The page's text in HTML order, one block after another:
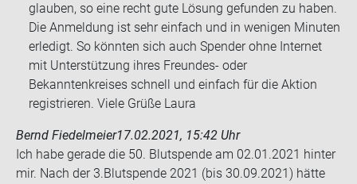
glauben, so eine recht gute Lösung gefunden zu haben.
Die Anmeldung ist sehr einfach und in wenigen Minuten
erledigt. So könnten sich auch Spender ohne Internet
mit Unterstützung ihres Freundes- oder
Bekanntenkreises schnell und einfach für die Aktion
registrieren. Viele Grüße Laura
Bernd Fiedelmeier17.02.2021, 15:42 Uhr
Ich habe ge­ra­de die 50. Blut­spen­de am 02.01.2021 hin­ter
mir. Nach der 3.Blut­spen­de 2021 (bis 30.09.2021) hätte